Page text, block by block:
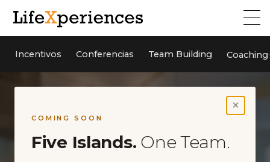
Incentivos Conferencias Team Building Coaching
×
COMING SOON
Five Islands. One Team.